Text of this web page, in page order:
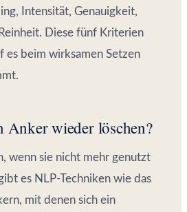
Intensität, Genauigkeit,
Diese fünf Kriterien
es beim wirksamen Setzen
Anker wieder löschen?
wenn sie nicht mehr genutzt
es NLP-Techniken wie das
mit denen sich ein